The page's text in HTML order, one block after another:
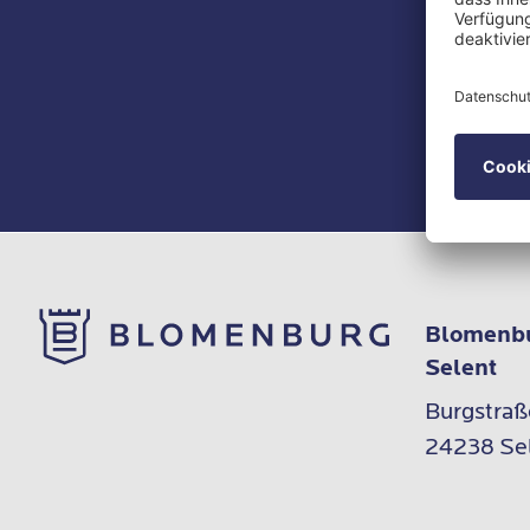
stark
Unser
Selent
24238